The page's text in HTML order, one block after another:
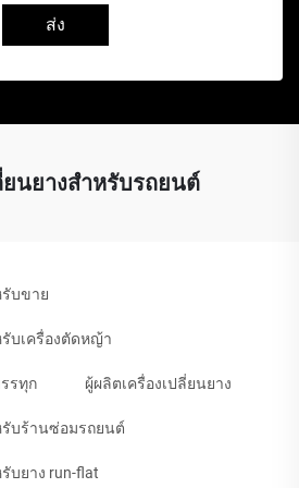
ส่ง
ยนยางสำหรับรถยนต์
รับขาย
รับเครื่องตัดหญ้า
รทุก ผู้ผลิตเครื่องเปลี่ยนยาง
รับร้านซ่อมรถยนต์
บยาง run-flat